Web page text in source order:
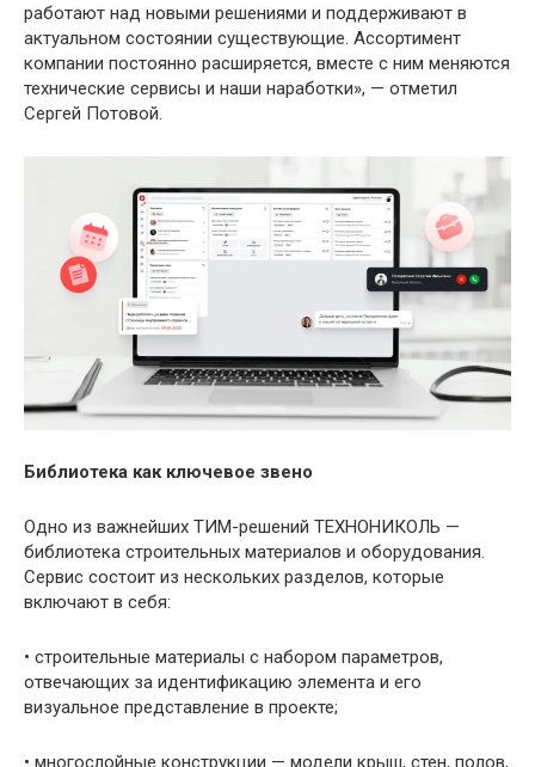
работают над новыми решениями и поддерживают в
актуальном состоянии существующие. Ассортимент
компании постоянно расширяется, вместе с ним меняются
технические сервисы и наши наработки», — отметил
Сергей Потовой.
Библиотека как ключевое звено
Одно из важнейших ТИМ-решений ТЕХНОНИКОЛЬ —
библиотека строительных материалов и оборудования.
Сервис состоит из нескольких разделов, которые
включают в себя:
• строительные материалы с набором параметров,
отвечающих за идентификацию элемента и его
визуальное представление в проекте;
• многослойные конструкции — модели крыш, стен, полов,